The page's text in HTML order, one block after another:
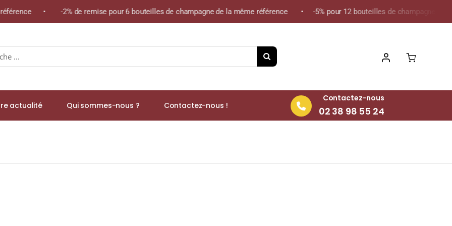
• -2% de remise pour 6 bouteilles de champagne de la même référence • -5% pour 12 bouteilles de champagne de la
actualité Qui sommes-nous ? Contactez-nous !
Contactez-nous
02 38 98 55 24